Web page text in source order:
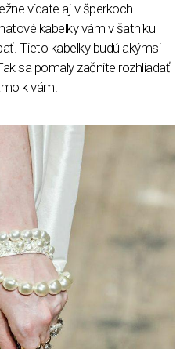
vídate aj v šperkoch.
kabelky vám v šatníku
Tieto kabelky budú akýmsi
sa pomaly začnite rozhliadať
k vám.